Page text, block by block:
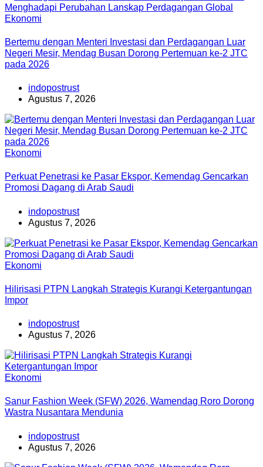
Ekonomi
Bertemu dengan Menteri Investasi dan Perdagangan Luar
Negeri Mesir, Mendag Busan Dorong Pertemuan ke-2 JTC
pada 2026
indopostrust
Agustus 7, 2026
Ekonomi
Perkuat Penetrasi ke Pasar Ekspor, Kemendag Gencarkan
Promosi Dagang di Arab Saudi
indopostrust
Agustus 7, 2026
Ekonomi
Hilirisasi PTPN Langkah Strategis Kurangi Ketergantungan
Impor
indopostrust
Agustus 7, 2026
Ekonomi
Sanur Fashion Week (SFW) 2026, Wamendag Roro Dorong
Wastra Nusantara Mendunia
indopostrust
Agustus 7, 2026